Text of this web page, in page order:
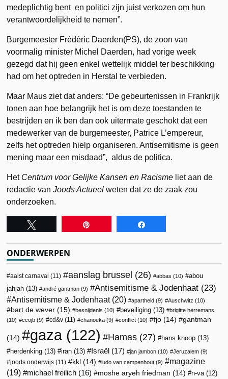
medeplichtig bent en politici zijn juist verkozen om hun
verantwoordelijkheid te nemen”.
Burgemeester Frédéric Daerden(PS), de zoon van
voormalig minister Michel Daerden, had vorige week
gezegd dat hij geen enkel wettelijk middel ter beschikking
had om het optreden in Herstal te verbieden.
Maar Maus ziet dat anders: “De gebeurtenissen in Frankrijk
tonen aan hoe belangrijk het is om deze toestanden te
bestrijden en ik ben dan ook uitermate geschokt dat een
medewerker van de burgemeester, Patrice L’empereur,
zelfs het optreden hielp organiseren. Antisemitisme is geen
mening maar een misdaad”, aldus de politica.
Het Centrum voor Gelijke Kansen en Racisme liet aan de
redactie vanJoods Actueel weten dat ze de zaak zou
onderzoeken.
ONDERWERPEN
aalst carnaval (11) aanslag brussel (26) abbas (10)
abou
jahjah (13) andré gantman (9) Antisemitisme & Jodenhaat (23)
Antisemitisme & Jodenhaat(20) apartheid (9) Auschwitz (10)
bart de wever (15) besnijdenis (10) beveiliging (13)
brigitte herremans
(10)
ccojb (9) cd&v (11) chanoeka (9) conflict (10) fjo (14) gantman
(14) gaza (122) Hamas (27) hans knoop (13)
herdenking (13) iran (13) Israël (17) jan jambon (10) Jeruzalem (9)
joods onderwijs (11) kkl (14) ludo van campenhout (9)
magazine
(19)
michael freilich (16) moshe aryeh friedman (14) n-va (12)